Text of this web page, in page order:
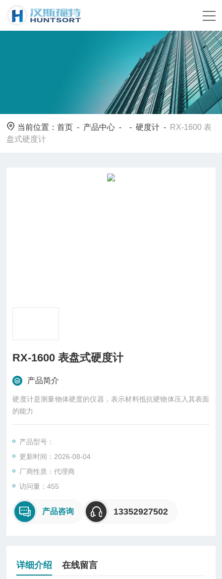
当前位置：首页 - 产品中心 - -硬度计 -
RX-1600 表
盘式硬度计
RX-1600 表盘式硬度计
产品简介
硬度计是测量物体硬度的仪器，表示材料抵抗硬物体压入其表面
的能力
产品型号：
更新时间：2026-08-04
厂商性质：代理商
访问量：455
产品咨询 13352927502
详细介绍 在线留言